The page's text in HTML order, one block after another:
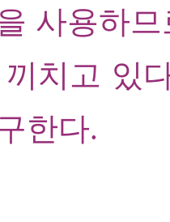
사용하
치고 있
한다.